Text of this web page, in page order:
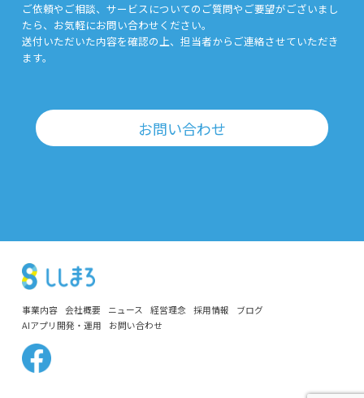
ご依頼やご相談、サービスについてのご質問やご要望がございまし
たら、お気軽にお問い合わせください。
送付いただいた内容を確認の上、担当者からご連絡させていただき
ます。
お問い合わせ
事業内容 会社概要 ニュース 経営理念 採用情報
ブログ
AIアプリ開発・運用
お問い合わせ